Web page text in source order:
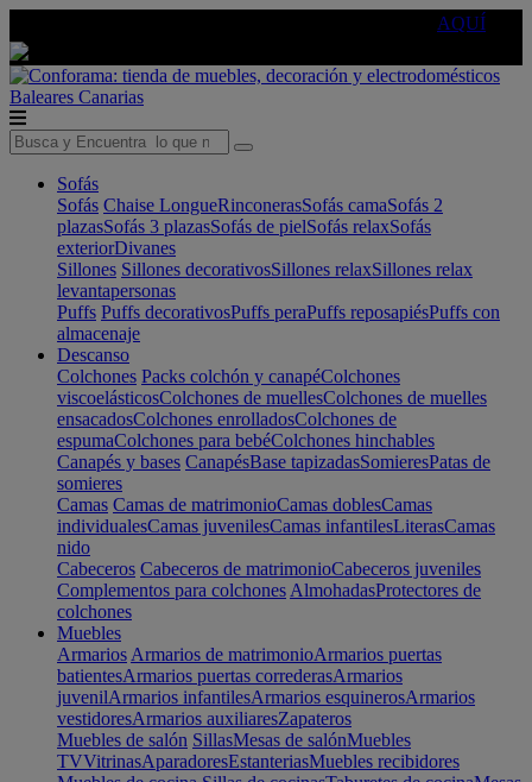
AQUÍ
Baleares Canarias
Sofás
Sofás Chaise LongueRinconerasSofás camaSofás 2
plazasSofás 3 plazasSofás de pielSofás relaxSofás
exteriorDivanes
Sillones Sillones decorativosSillones relaxSillones relax
levantapersonas
Puffs Puffs decorativosPuffs peraPuffs reposapiésPuffs con
almacenaje
Descanso
Colchones Packs colchón y canapéColchones
viscoelásticosColchones de muellesColchones de muelles
ensacadosColchones enrolladosColchones de
espumaColchones para bebéColchones hinchables
Canapés y bases CanapésBase tapizadasSomieresPatas de
somieres
Camas Camas de matrimonioCamas doblesCamas
individualesCamas juvenilesCamas infantilesLiterasCamas
nido
Cabeceros Cabeceros de matrimonioCabeceros juveniles
Complementos para colchones AlmohadasProtectores de
colchones
Muebles
Armarios Armarios de matrimonioArmarios puertas
batientesArmarios puertas correderasArmarios
juvenilArmarios infantilesArmarios esquinerosArmarios
vestidoresArmarios auxiliaresZapateros
Muebles de salón SillasMesas de salónMuebles
TVVitrinasAparadoresEstanteriasMuebles recibidores